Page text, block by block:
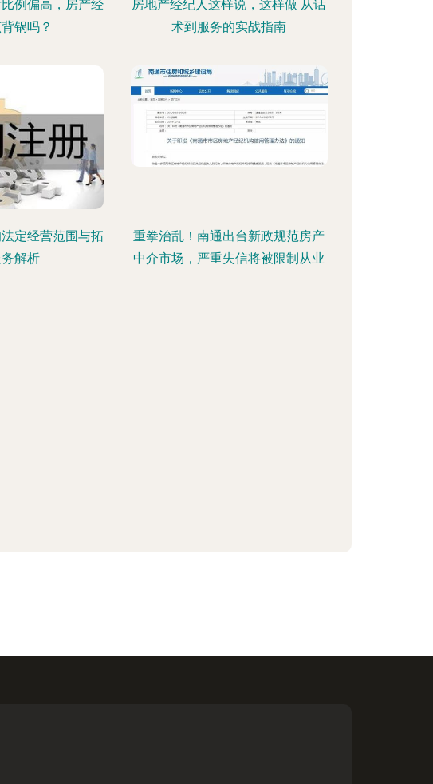
例偏高，房产经
锅吗？
房地产经纪人这样说，这样做 从话
术到服务的实战指南
定经营范围与拓
解析
重拳治乱！南通出台新政规范房产
中介市场，严重失信将被限制从业